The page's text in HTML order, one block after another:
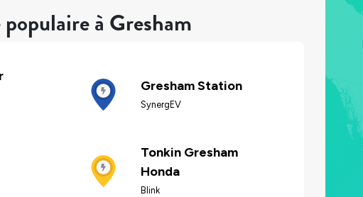
à Gresham
Gresham Station
SynergEV
Tonkin Gresham
Honda
Blink